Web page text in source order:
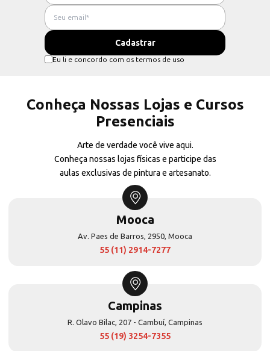
Eu li e concordo com os termos de uso
Conheça Nossas Lojas e Cursos
Presenciais
Arte de verdade você vive aqui.
Conheça nossas lojas físicas e participe das
aulas exclusivas de pintura e artesanato.
Mooca
Av. Paes de Barros, 2950, Mooca
55 (11) 2914-7277
Campinas
R. Olavo Bilac, 207 - Cambuí, Campinas
55 (19) 3254-7355